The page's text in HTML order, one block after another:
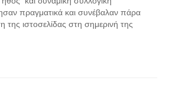
πραγματικά και συνέβαλαν πάρα
ιστοσελίδας στη σημερινή της